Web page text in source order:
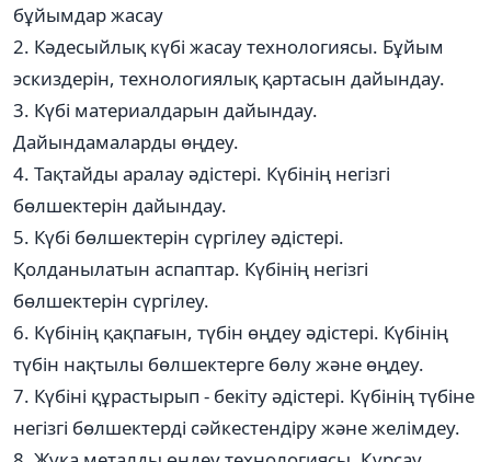
бұйымдар жасау
2. Кәдесыйлық күбі жасау технологиясы. Бұйым
эскиздерін, технологиялық қартасын дайындау.
3. Күбі материалдарын дайындау.
Дайындамаларды өңдеу.
4. Тақтайды аралау әдістері. Күбінің негізгі
бөлшектерін дайындау.
5. Күбі бөлшектерін сүргілеу әдістері.
Қолданылатын аспаптар. Күбінің негізгі
бөлшектерін сүргілеу.
6. Күбінің қақпағын, түбін өңдеу әдістері. Күбінің
түбін нақтылы бөлшектерге бөлу және өңдеу.
7. Күбіні құрастырып - бекіту әдістері. Күбінің түбіне
негізгі бөлшектерді сәйкестендіру және желімдеу.